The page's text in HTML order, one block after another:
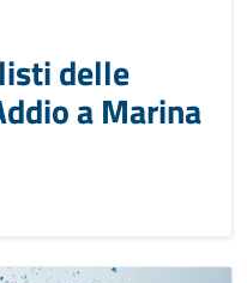
delle
a Marina